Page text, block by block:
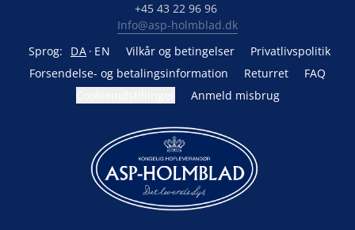
Info@asp-holmblad.dk
Sprog:
DA EN Vilkår og betingelser
Privatlivspolitik
Forsendelse- og betalingsinformation
Returret
FAQ
Anmeld misbrug